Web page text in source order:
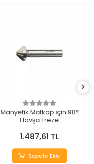
Manyetik Matkap için 90°
Havşa Freze
1.487,61 TL
Sepete Ekle